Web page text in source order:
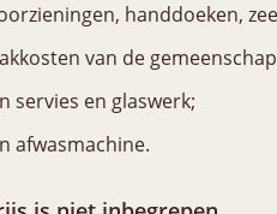
handdoeken,
van de
servies en glaswerk;
afwasmachine.